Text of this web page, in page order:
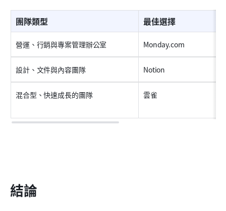
團隊類型 最佳選擇
營運、行銷與專案管理辦公室 Monday.com
設計、文件與內容團隊 Notion
混合型、快速成長的團隊 雲雀
結論